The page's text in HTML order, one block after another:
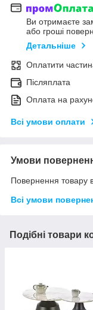
Ви отримаєте
або гроші
Детальніше
Оплатити
Післяплата
Оплата на
Всі умови оплати
Умови
Повернення товару
Всі умови
Подібні товари